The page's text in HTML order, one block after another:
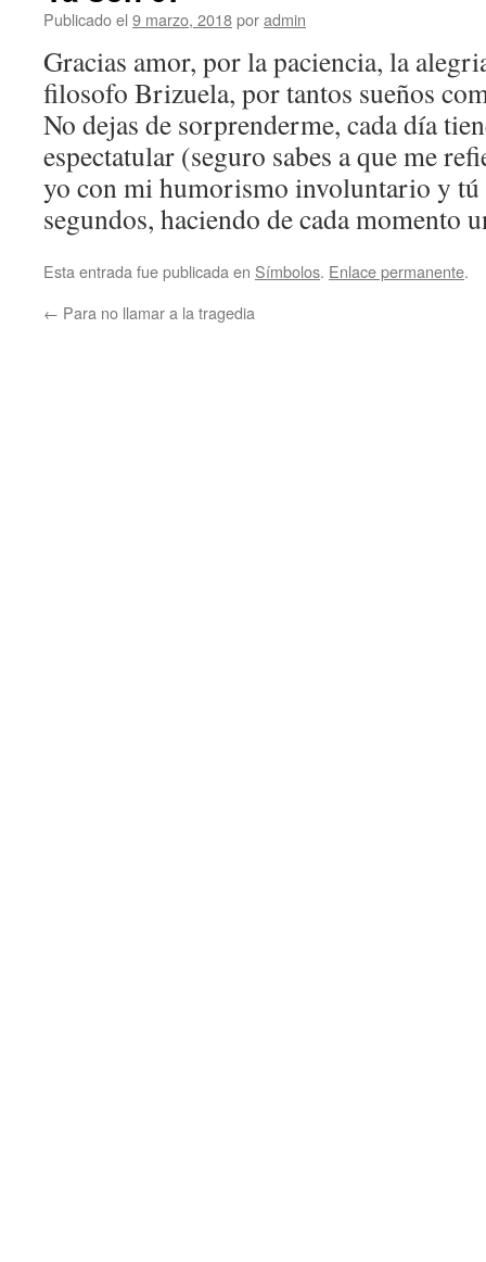
Publicado el 9 marzo, 2018poradmin
Gracias amor, por la paciencia, la
filosofo Brizuela, por tantos sueños
No dejas de sorprenderme, cada día
espectatular (seguro sabes a que me
yo con mi humorismo involuntario y
segundos, haciendo de cada momento
Esta entrada fue publicada en Símbolos. Enlace permanente.
← Para no llamar a la tragedia